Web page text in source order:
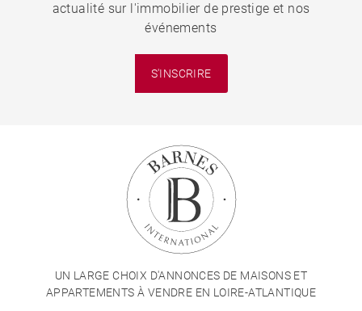
actualité sur l'immobilier de prestige et nos
événements
S'INSCRIRE
UN LARGE CHOIX D'ANNONCES DE MAISONS ET
APPARTEMENTS À VENDRE EN LOIRE-ATLANTIQUE